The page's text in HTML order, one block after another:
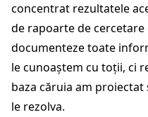
concentrat rezultatele
de rapoarte de cercetare
documenteze toate
le cunoaștem cu toții, ci
baza căruia am
le rezolva.